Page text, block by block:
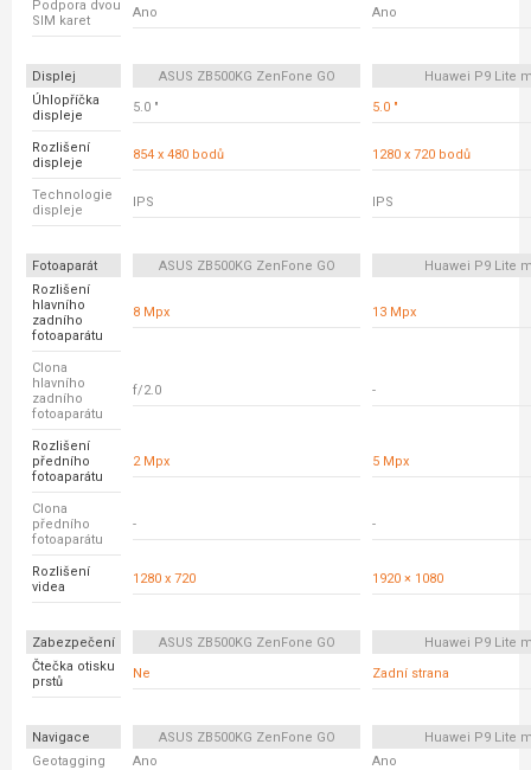
Podpora dvou
SIM karet
Ano Ano
Displej ASUS ZB500KG ZenFone GO
Huawei P9 Lite
Úhlopříčka
displeje
5.0 " 5.0 "
Rozlišení
displeje
854 x 480 bodů 1280 x 720 bodů
Technologie
displeje
IPS IPS
Fotoaparát ASUS ZB500KG ZenFone GO
Huawei P9 Lite
Rozlišení
hlavního
zadního
fotoaparátu
8 Mpx 13 Mpx
Clona
hlavního
zadního
fotoaparátu
f/2.0 -
Rozlišení
předního
fotoaparátu
2 Mpx 5 Mpx
Clona
předního
fotoaparátu
- -
Rozlišení
videa
1280 x 720 1920 × 1080
Zabezpečení ASUS ZB500KG ZenFone GO
Huawei P9 Lite
Čtečka otisku
prstů
Ne Zadní strana
Navigace ASUS ZB500KG ZenFone GO
Huawei P9 Lite
Geotagging
Ano Ano